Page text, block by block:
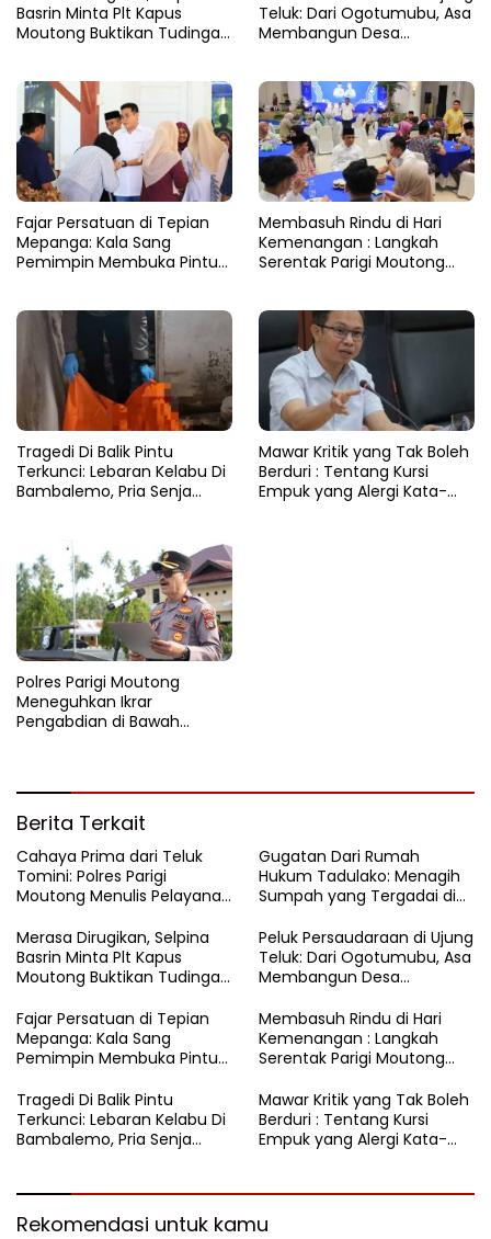
Basrin Minta Plt Kapus
Moutong Buktikan Tudingan
Teluk: Dari Ogotumubu, Asa
Membangun Desa
Fajar Persatuan di Tepian
Mepanga: Kala Sang
Pemimpin Membuka Pintu
​Membasuh Rindu di Hari
Kemenangan : Langkah
Serentak Parigi Moutong
Tragedi Di Balik Pintu
Terkunci: Lebaran Kelabu Di
Bambalemo, Pria Senja
Mawar Kritik yang Tak Boleh
Berduri : Tentang Kursi
Empuk yang Alergi Kata-
Polres Parigi Moutong
Meneguhkan Ikrar
Pengabdian di Bawah
Berita Terkait
Cahaya Prima dari Teluk
Tomini: Polres Parigi
Moutong Menulis Pelayanan
Rupatama Polda
Gugatan Dari Rumah
Hukum Tadulako: Menagih
Sumpah yang Tergadai di
Moutong
Merasa Dirugikan, Selpina
Basrin Minta Plt Kapus
Moutong Buktikan Tudingan
Peluk Persaudaraan di Ujung
Teluk: Dari Ogotumubu, Asa
Membangun Desa
Fajar Persatuan di Tepian
Mepanga: Kala Sang
Pemimpin Membuka Pintu
​Membasuh Rindu di Hari
Kemenangan : Langkah
Serentak Parigi Moutong
Tragedi Di Balik Pintu
Terkunci: Lebaran Kelabu Di
Bambalemo, Pria Senja
Mawar Kritik yang Tak Boleh
Berduri : Tentang Kursi
Empuk yang Alergi Kata-
Rekomendasi untuk kamu